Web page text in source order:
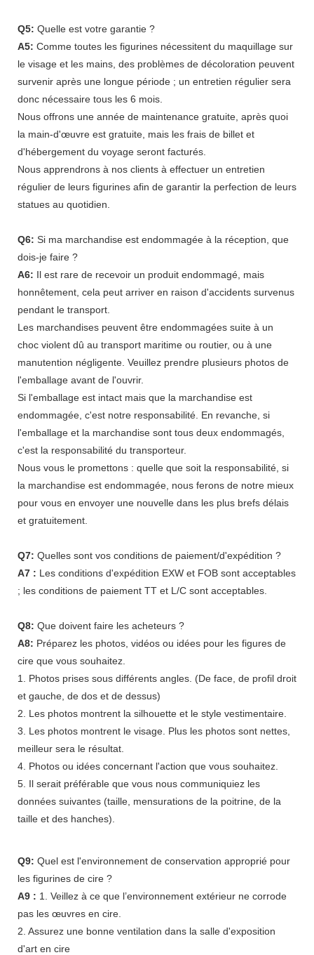
Q5: Quelle est votre garantie ?
A5: Comme toutes les figurines nécessitent du maquillage sur
le visage et les mains, des problèmes de décoloration peuvent
survenir après une longue période ; un entretien régulier sera
donc nécessaire tous les 6 mois.
Nous offrons une année de maintenance gratuite, après quoi
la main-d'œuvre est gratuite, mais les frais de billet et
d'hébergement du voyage seront facturés.
Nous apprendrons à nos clients à effectuer un entretien
régulier de leurs figurines afin de garantir la perfection de leurs
statues au quotidien.
Q6: Si ma marchandise est endommagée à la réception, que
dois-je faire ?
A6: Il est rare de recevoir un produit endommagé, mais
honnêtement, cela peut arriver en raison d'accidents survenus
pendant le transport.
Les marchandises peuvent être endommagées suite à un
choc violent dû au transport maritime ou routier, ou à une
manutention négligente. Veuillez prendre plusieurs photos de
l'emballage avant de l'ouvrir.
Si l'emballage est intact mais que la marchandise est
endommagée, c'est notre responsabilité. En revanche, si
l'emballage et la marchandise sont tous deux endommagés,
c'est la responsabilité du transporteur.
Nous vous le promettons : quelle que soit la responsabilité, si
la marchandise est endommagée, nous ferons de notre mieux
pour vous en envoyer une nouvelle dans les plus brefs délais
et gratuitement.
Q7: Quelles sont vos conditions de paiement/d'expédition ?
A7 : Les conditions d'expédition EXW et FOB sont acceptables
; les conditions de paiement TT et L/C sont acceptables.
Q8: Que doivent faire les acheteurs ?
A8: Préparez les photos, vidéos ou idées pour les figures de
cire que vous souhaitez.
1. Photos prises sous différents angles. (De face, de profil droit
et gauche, de dos et de dessus)
2. Les photos montrent la silhouette et le style vestimentaire.
3. Les photos montrent le visage. Plus les photos sont nettes,
meilleur sera le résultat.
4. Photos ou idées concernant l'action que vous souhaitez.
5. Il serait préférable que vous nous communiquiez les
données suivantes (taille, mensurations de la poitrine, de la
taille et des hanches).
Q9: Quel est l'environnement de conservation approprié pour
les figurines de cire ?
A9 : 1. Veillez à ce que l’environnement extérieur ne corrode
pas les œuvres en cire.
2. Assurez une bonne ventilation dans la salle d'exposition
d'art en cire